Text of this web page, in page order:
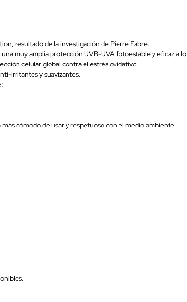
resultado de la investigación de Pierre Fabre.
muy amplia protección UVB-UVA fotoestable y eficaz a
celular global contra el estrés oxidativo.
irritantes y suavizantes.
cómodo de usar y respetuoso con el medio ambiente